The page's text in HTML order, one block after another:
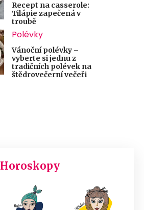
Recept na casserole:
Tilápie zapečená v
troubě
Polévky
Vánoční polévky –
vyberte si jednu z
tradičních polévek na
štědrovečerní večeři
Horoskopy